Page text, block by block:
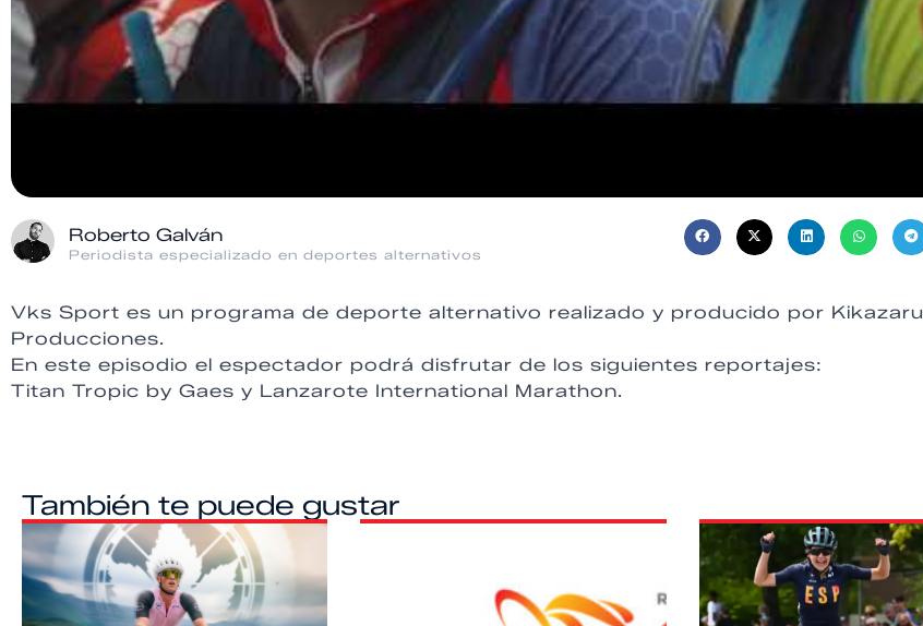
Roberto Galván
Periodista especializado en deportes alternativos
Vks Sport es un programa de deporte alternativo realizado y producido por Kikazaru
Producciones.
En este episodio el espectador podrá disfrutar de los siguientes reportajes:
Titan Tropic by Gaes y Lanzarote International Marathon.
También te puede gustar